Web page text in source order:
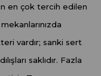
en çok tercih edilen
vardır; sanki sert
saklıdır. Fazla